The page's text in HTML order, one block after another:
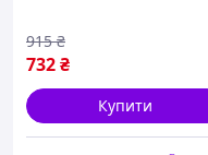
активного відпочинку
732₴
915 ₴
Купити